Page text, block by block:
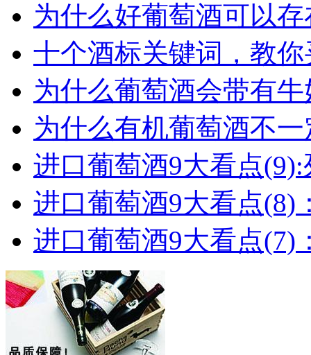
为什么好葡萄酒可以
十个酒标关键词，教
为什么葡萄酒会带有
为什么有机葡萄酒不
进口葡萄酒9大看点(9):
进口葡萄酒9大看点(8)
进口葡萄酒9大看点(7)